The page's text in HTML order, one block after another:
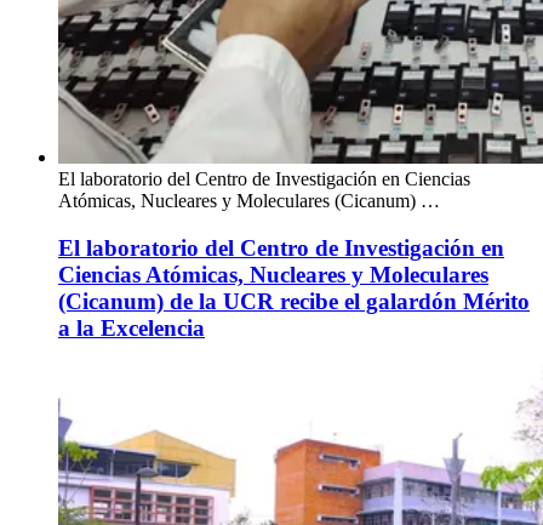
El laboratorio del Centro de Investigación en Ciencias
Atómicas, Nucleares y Moleculares (Cicanum) …
El laboratorio del Centro de Investigación en
Ciencias Atómicas, Nucleares y Moleculares
(Cicanum) de la UCR recibe el galardón Mérito
a la Excelencia